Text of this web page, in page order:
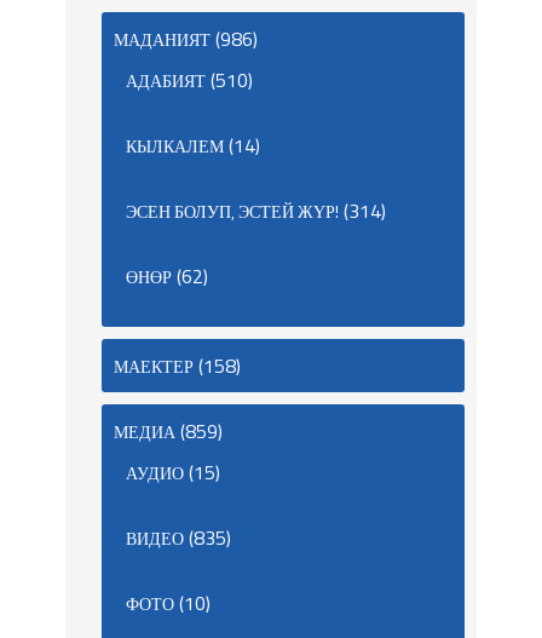
МАДАНИЯТ(986)
АДАБИЯТ(510)
КЫЛКАЛЕМ(14)
ЭСЕН БОЛУП, ЭСТЕЙ ЖҮР! (314)
ӨНӨР(62)
МАЕКТЕР(158)
МЕДИА(859)
АУДИО(15)
ВИДЕО(835)
ФОТО(10)